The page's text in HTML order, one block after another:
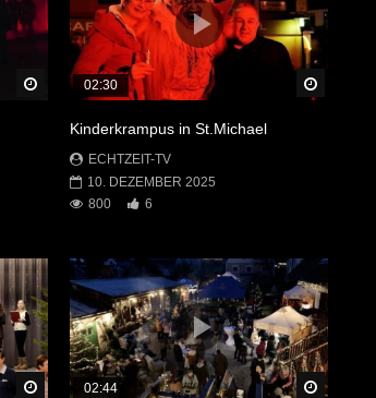
Später Ansehen
02:30
Kinderkrampus in St.Michael
ECHTZEIT-TV
10. DEZEMBER 2025
800
6
Später Ansehen Später
02:44